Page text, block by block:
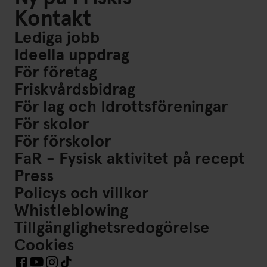
Kontakt
Lediga jobb
Ideella uppdrag
För företag
Friskvårdsbidrag
För lag och Idrottsföreningar
För skolor
För förskolor
FaR - Fysisk aktivitet på recept
Press
Policys och villkor
Whistleblowing
Tillgänglighetsredogörelse
Cookies